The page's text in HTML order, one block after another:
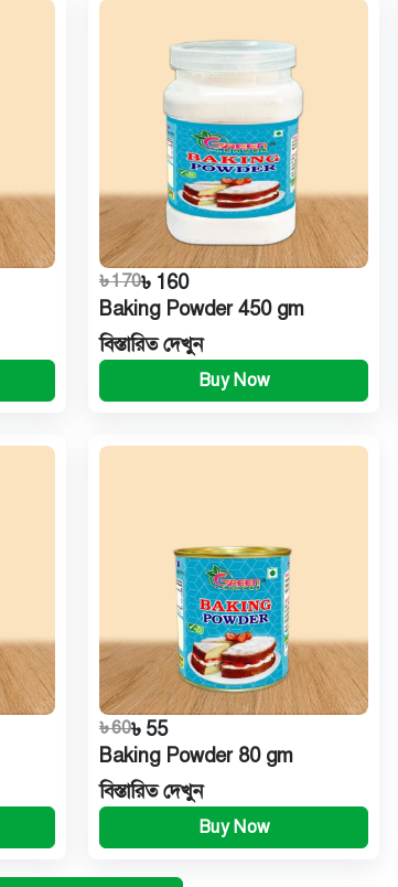
৳ 170৳ 160
Baking Powder 450 gm
বিস্তারিত দেখুন
Buy Now
৳ 60৳ 55
Baking Powder 80 gm
বিস্তারিত দেখুন
Buy Now